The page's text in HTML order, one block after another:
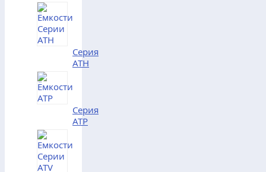
Серия
АТH
Серия
АТP